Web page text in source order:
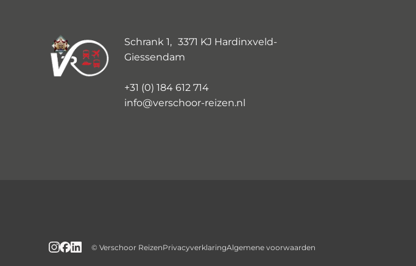
Schrank 1, 3371 KJ Hardinxveld-
Giessendam
+31 (0) 184 612 714
info@verschoor-reizen.nl
© Verschoor ReizenPrivacyverklaringAlgemene voorwaarden